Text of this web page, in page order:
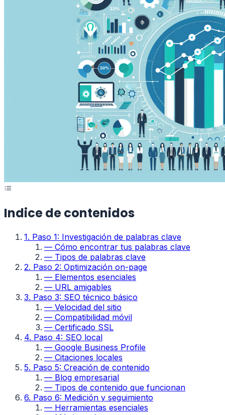
Indice de contenidos
1. Paso 1: Investigación de palabras clave
— Cómo encontrar tus palabras clave
— Tipos de palabras clave
2. Paso 2: Optimización on-page
— Elementos esenciales
— URL amigables
3. Paso 3: SEO técnico básico
— Velocidad del sitio
— Compatibilidad móvil
— Certificado SSL
4. Paso 4: SEO local
— Google Business Profile
— Citaciones locales
5. Paso 5: Creación de contenido
— Blog empresarial
— Tipos de contenido que funcionan
6. Paso 6: Medición y seguimiento
— Herramientas esenciales